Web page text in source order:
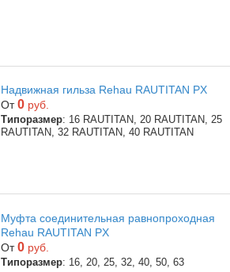
Надвижная гильза Rehau RAUTITAN PX
От0 руб.
Типоразмер: 16 RAUTITAN, 20 RAUTITAN, 25
RAUTITAN, 32 RAUTITAN, 40 RAUTITAN
Муфта соединительная равнопроходная
Rehau RAUTITAN PX
От0 руб.
Типоразмер: 16, 20, 25, 32, 40, 50, 63